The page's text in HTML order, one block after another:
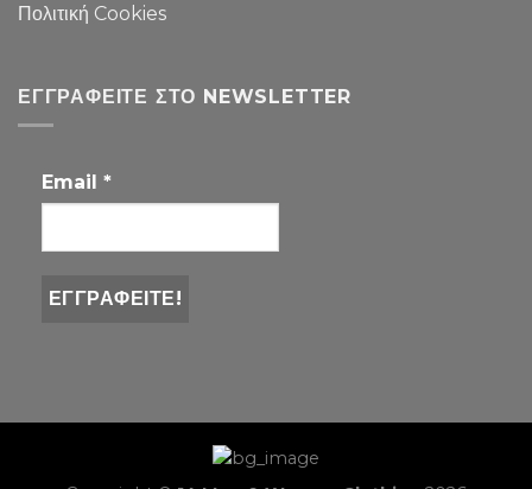
Πολιτική Cookies
ΕΓΓΡΑΦΕΊΤΕ ΣΤΟ NEWSLETTER
Email *